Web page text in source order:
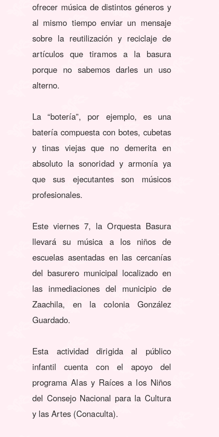
ofrecer música de distintos géneros y
al mismo tiempo enviar un mensaje
sobre la reutilización y reciclaje de
artículos que tiramos a la basura
porque no sabemos darles un uso
alterno.
La “botería”, por ejemplo, es una
batería compuesta con botes, cubetas
y tinas viejas que no demerita en
absoluto la sonoridad y armonía ya
que sus ejecutantes son músicos
profesionales.
Este viernes 7, la Orquesta Basura
llevará su música a los niños de
escuelas asentadas en las cercanías
del basurero municipal localizado en
las inmediaciones del municipio de
Zaachila, en la colonia González
Guardado.
Esta actividad dirigida al público
infantil cuenta con el apoyo del
programa Alas y Raíces a los Niños
del Consejo Nacional para la Cultura
y las Artes (Conaculta).